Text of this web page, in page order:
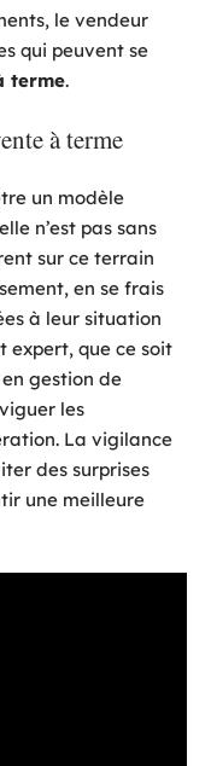
le vendeur
qui peuvent se
terme.
à terme
un modèle
n’est pas sans
sur ce terrain
en se frais
à leur situation
expert, que ce soit
gestion de
les
La vigilance
des surprises
une meilleure